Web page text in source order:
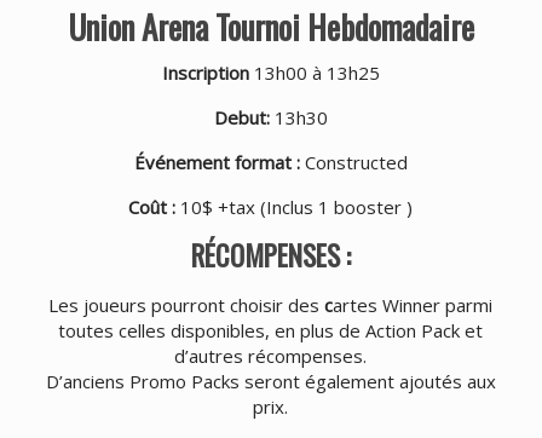
Union Arena Tournoi Hebdomadaire
Inscription 13h00 à 13h25
Debut:13h30
Événement format : Constructed
Coût : 10$ +tax (Inclus 1 booster )
RÉCOMPENSES :
Les joueurs pourront choisir descartes Winner parmi
toutes celles disponibles, en plus de Action Pack et
d’autres récompenses.
D’anciens Promo Packs seront également ajoutés aux
prix.